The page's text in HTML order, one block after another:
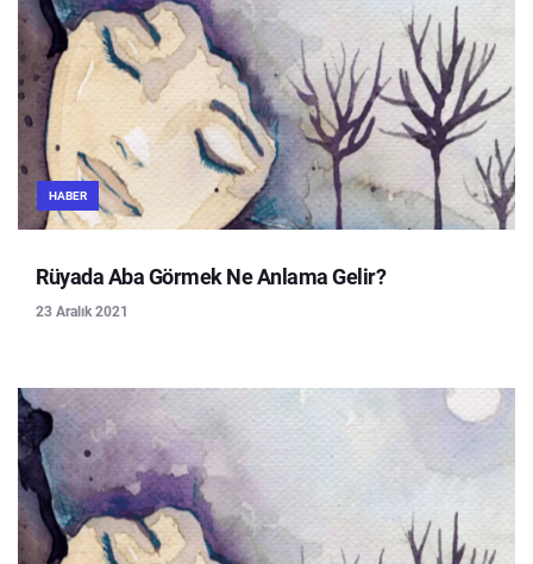
HABER
Rüyada Aba Görmek Ne Anlama Gelir?
23 Aralık 2021